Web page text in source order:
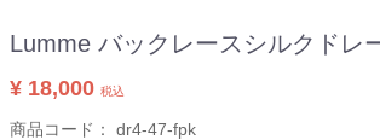
Lumme バックレースシルクドレ
¥ 18,000 税込
商品コード： dr4-47-fpk